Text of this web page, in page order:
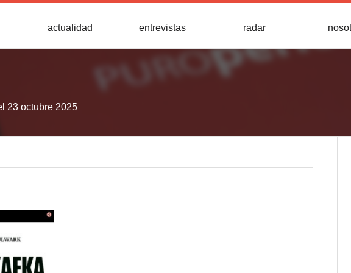
actualidad entrevistas radar
23 octubre 2025